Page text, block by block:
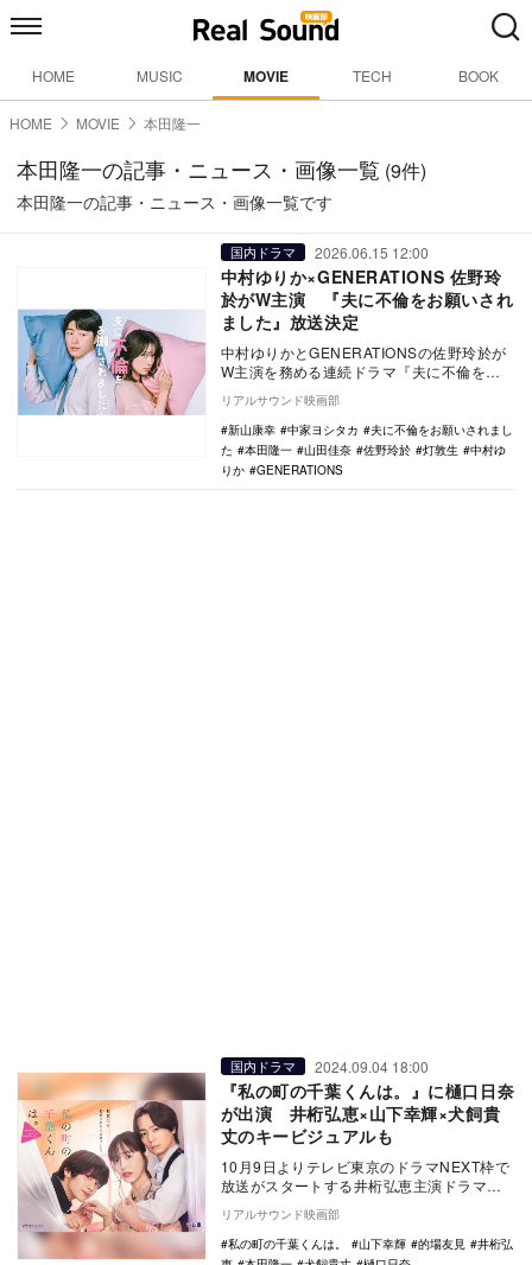
HOME MUSIC MOVIE TECH BOOK
HOME MOVIE 本田隆一
本田隆一の記事・ニュース・画像一覧 (9件)
本田隆一の記事・ニュース・画像一覧です
国内ドラマ 2026.06.15 12:00
中村ゆりか×GENERATIONS 佐野玲
於がW主演 『夫に不倫をお願いされ
ました』放送決定
中村ゆりかとGENERATIONSの佐野玲於が
W主演を務める連続ドラマ『夫に不倫をお
願いされました』が、7月9日よりテレビ大
阪ほ…
リアルサウンド映画部
新山康幸
中家ヨシタカ
夫に不倫をお願いされまし
た
本田隆一 山田佳奈 佐野玲於 灯敦生
中村ゆ
りか
GENERATIONS
国内ドラマ 2024.09.04 18:00
『私の町の千葉くんは。』に樋口日奈
が出演 井桁弘恵×山下幸輝×犬飼貴
丈のキービジュアルも
10月9日よりテレビ東京のドラマNEXT枠で
放送がスタートする井桁弘恵主演ドラマ
『私の町の千葉くんは。』のメインビジュ
アルが公開…
リアルサウンド映画部
私の町の千葉くんは。
山下幸輝 的場友見
井桁弘